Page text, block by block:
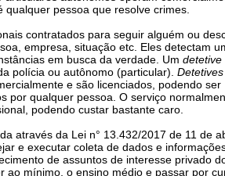
pessoa que resolve crimes.
contratados para seguir alguém ou
empresa, situação etc. Eles detectam
em busca da verdade. Um detetive
polícia ou autônomo (particular). Detetives
e são licenciados, podendo ser
por qualquer pessoa. O serviço
podendo custar bastante caro.
através da Lei n° 13.432/2017 de 11 de
e executar coleta de dados e
de assuntos de interesse privado
ao mínimo, o ensino médio e passar por